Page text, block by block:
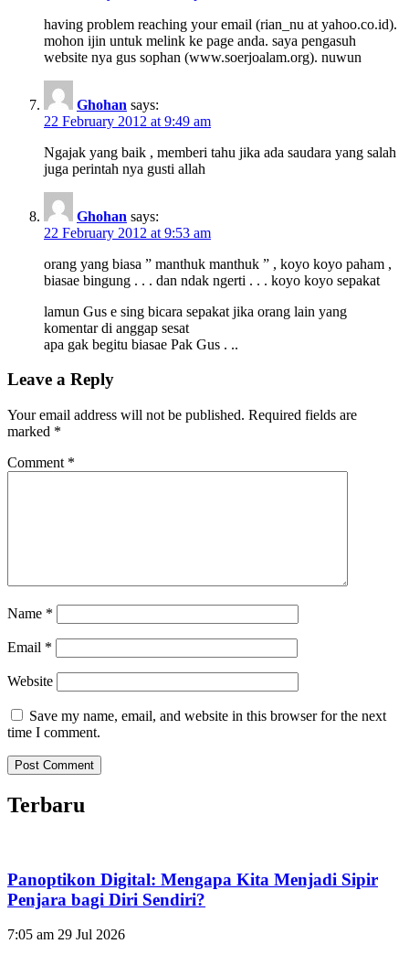
having problem reaching your email (rian_nu at yahoo.co.id).
mohon ijin untuk melink ke page anda. saya pengasuh
website nya gus sophan (www.soerjoalam.org). nuwun
Ghohan says:
22 February 2012 at 9:49 am
Ngajak yang baik , memberi tahu jika ada saudara yang salah
juga perintah nya gusti allah
Ghohan says:
22 February 2012 at 9:53 am
orang yang biasa ” manthuk manthuk ” , koyo koyo paham ,
biasae bingung . . . dan ndak ngerti . . . koyo koyo sepakat
lamun Gus e sing bicara sepakat jika orang lain yang
komentar di anggap sesat
apa gak begitu biasae Pak Gus . ..
Leave a Reply
Your email address will not be published. Required fields are
marked *
Comment *
Name *
Email *
Website
Save my name, email, and website in this browser for the next
time I comment.
Terbaru
Panoptikon Digital: Mengapa Kita Menjadi Sipir
Penjara bagi Diri Sendiri?
7:05 am 29 Jul 2026